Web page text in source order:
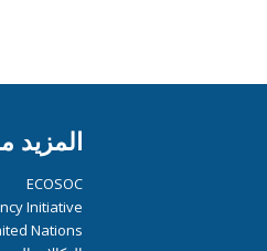
المزيد
ECOSOC
Initiative
Nations